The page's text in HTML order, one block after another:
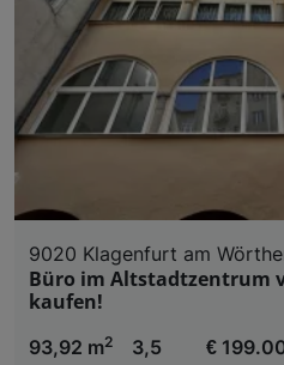
9020 Klagenfurt am
Büro im Altstadtzentrum
kaufen!
93,92 m2
3,5 €